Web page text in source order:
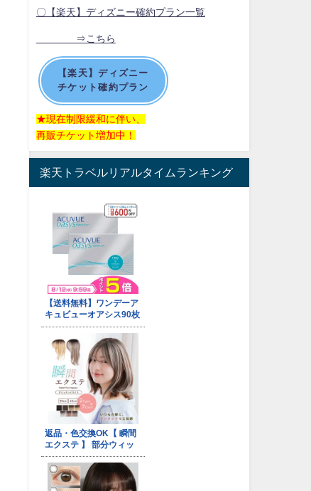
〇【楽天】ディズニー確約プラン一覧
⇒こちら
【楽天】ディズニー
チケット確約プラン
★現在制限緩和に伴い、
再販チケット増加中！
楽天トラベルリアルタイムランキング